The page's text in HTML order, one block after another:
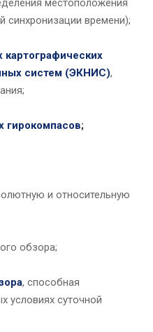
синхронизации времени);
картографических
систем (ЭКНИС),
гирокомпасов;
и относительную
обзора;
, способная
условиях суточной